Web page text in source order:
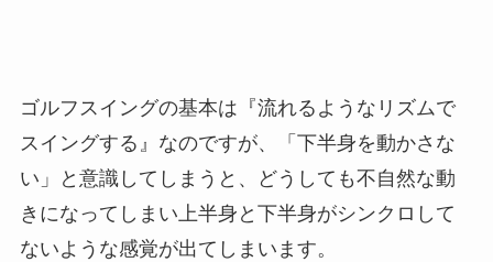
ゴルフスイングの基本は『流れるようなリズムで
スイングする』なのですが、「下半身を動かさな
い」と意識してしまうと、どうしても不自然な動
きになってしまい上半身と下半身がシンクロして
ないような感覚が出てしまいます。